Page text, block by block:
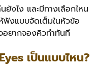
ยังไง และมีทางเลือกไหน
ฟังแบบจัดเต็มในหัวข้อ
ยากจองคิวทำทันที
เป็นแบบไหน?